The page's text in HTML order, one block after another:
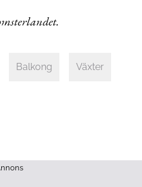
Balkong Växter